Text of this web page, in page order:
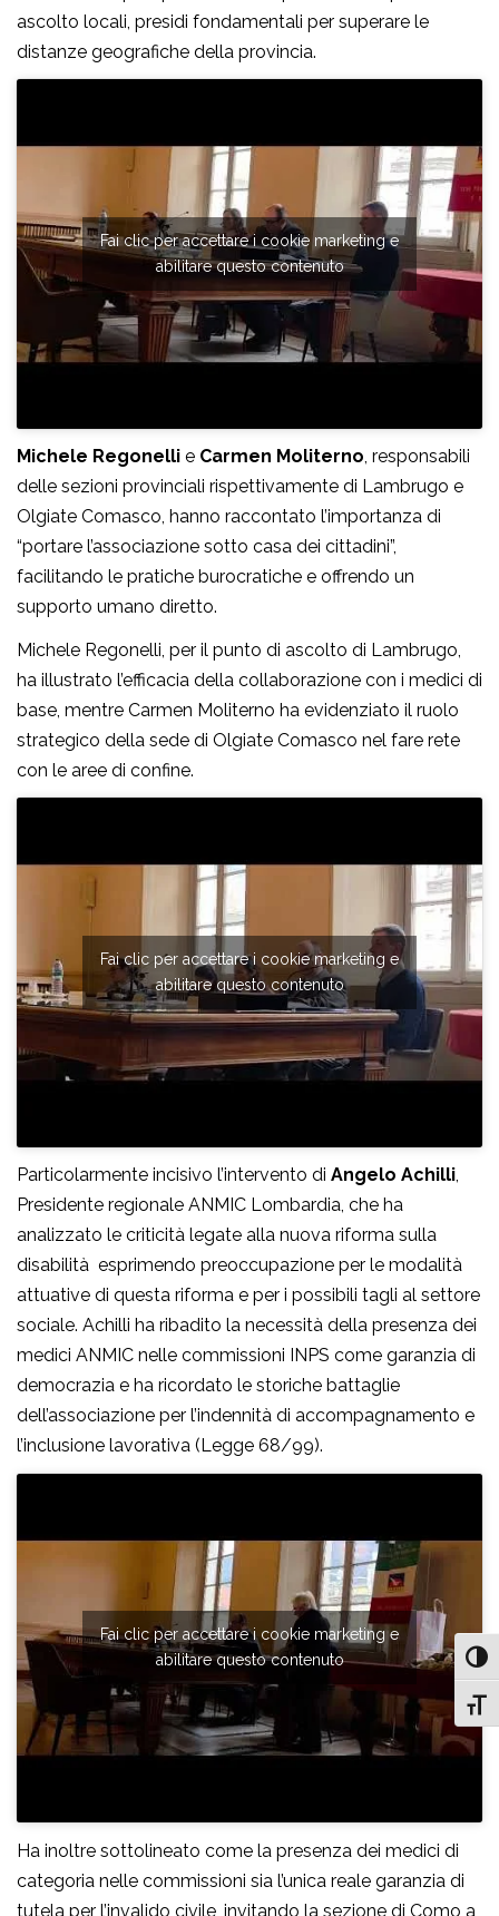
ascolto locali, presidi fondamentali per superare le
distanze geografiche della provincia.
Fai clic per accettare i cookie marketing e
abilitare questo contenuto
Michele Regonelli e Carmen Moliterno, responsabili
delle sezioni provinciali rispettivamente di Lambrugo e
Olgiate Comasco, hanno raccontato l’importanza di
“portare l’associazione sotto casa dei cittadini”,
facilitando le pratiche burocratiche e offrendo un
supporto umano diretto.
Michele Regonelli, per il punto di ascolto di Lambrugo,
ha illustrato l’efficacia della collaborazione con i medici di
base, mentre Carmen Moliterno ha evidenziato il ruolo
strategico della sede di Olgiate Comasco nel fare rete
con le aree di confine.
Fai clic per accettare i cookie marketing e
abilitare questo contenuto
Particolarmente incisivo l’intervento di Angelo Achilli,
Presidente regionale ANMIC Lombardia, che ha
analizzato le criticità legate alla nuova riforma sulla
disabilità esprimendo preoccupazione per le modalità
attuative di questa riforma e per i possibili tagli al settore
sociale. Achilli ha ribadito la necessità della presenza dei
medici ANMIC nelle commissioni INPS come garanzia di
democrazia e ha ricordato le storiche battaglie
dell’associazione per l’indennità di accompagnamento e
l’inclusione lavorativa (Legge 68/99).
Fai clic per accettare i cookie marketing e
abilitare questo contenuto
Ha inoltre sottolineato come la presenza dei medici di
categoria nelle commissioni sia l’unica reale garanzia di
tutela per l’invalido civile, invitando la sezione di Como a